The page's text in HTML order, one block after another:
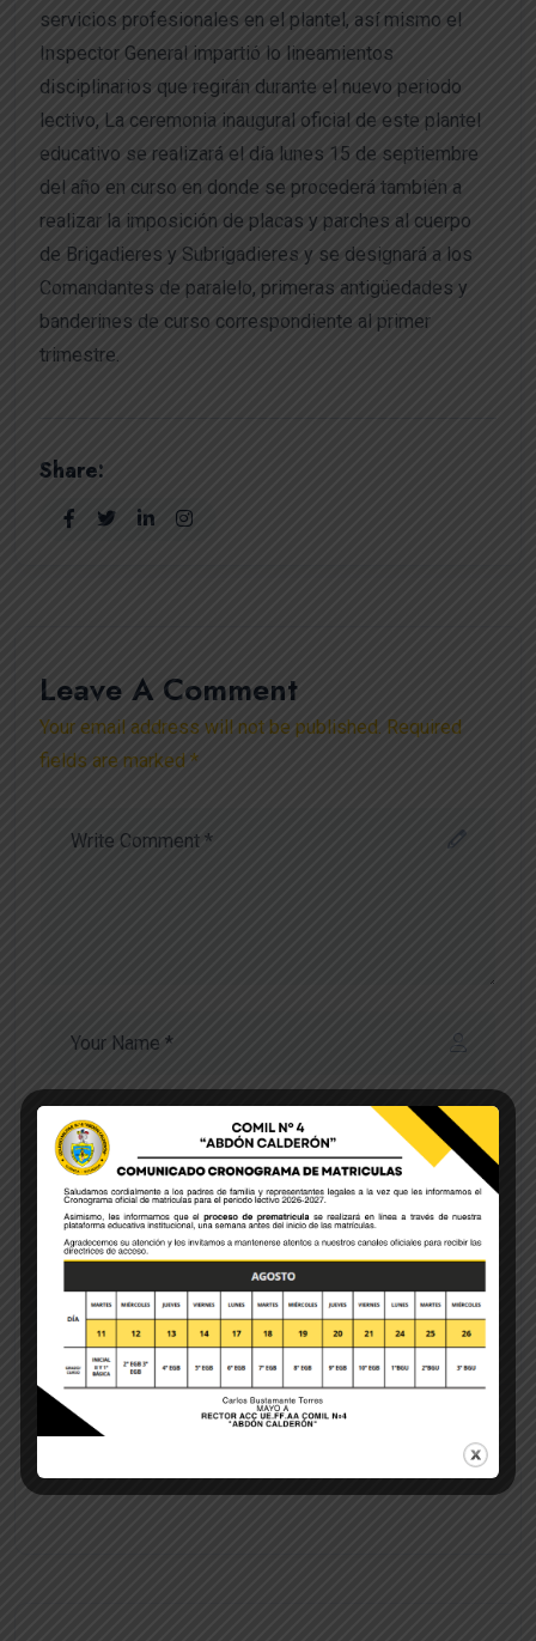
servicios profesionales en el plantel, así mismo el
Inspector General impartió lo lineamientos
disciplinarios que regirán durante el nuevo periodo
lectivo, La ceremonia inaugural oficial de este plantel
educativo se realizará el día lunes 15 de septiembre
del año en curso en donde se procederá también a
realizar la imposición de placas y parches al cuerpo
de Brigadieres y Subrigadieres y se designará a los
Comandantes de paralelo, primeras antigüedades y
banderines de curso correspondiente al primer
trimestre.
Share:
Leave A Comment
Your email address will not be published. Required
fields are marked *
Save my name, email, and website in this browser
for the next time I comment.
POST COMMENT